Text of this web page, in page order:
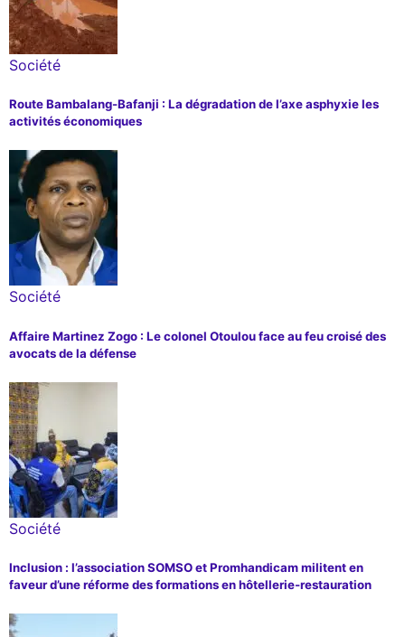
Société
Route Bambalang-Bafanji : La dégradation de l’axe asphyxie les
activités économiques
Société
Affaire Martinez Zogo : Le colonel Otoulou face au feu croisé des
avocats de la défense
Société
Inclusion : l’association SOMSO et Promhandicam militent en
faveur d’une réforme des formations en hôtellerie-restauration